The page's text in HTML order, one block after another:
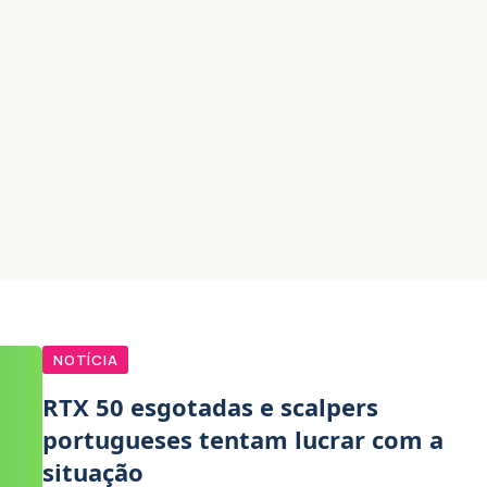
NOTÍCIA
RTX 50 esgotadas e scalpers
portugueses tentam lucrar com a
situação